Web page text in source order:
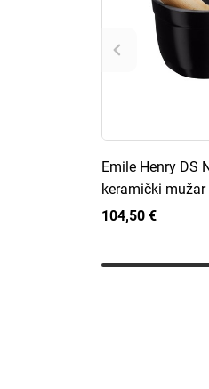
Emile Henry DS
keramički
104,50 €